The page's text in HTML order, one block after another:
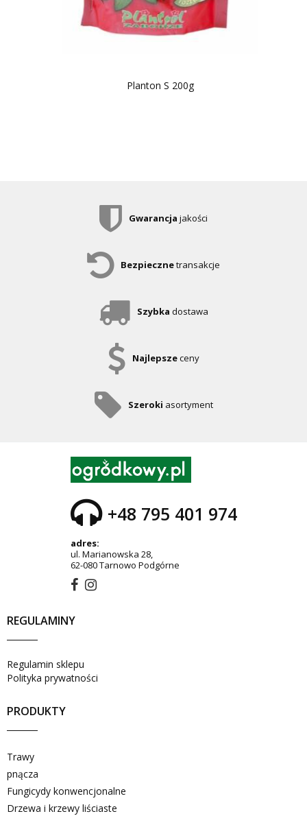
Planton S 200g
Gwarancja jakości
Bezpiecznetransakcje
Szybka dostawa
Najlepszeceny
Szeroki asortyment
+48 795 401 974
adres:
ul. Marianowska 28,
62-080 Tarnowo Podgórne
REGULAMINY
Regulamin sklepu
Polityka prywatności
PRODUKTY
Trawy
pnącza
Fungicydy konwencjonalne
Drzewa i krzewy liściaste